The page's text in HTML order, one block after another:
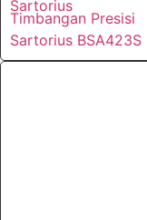
Sartorius
Timbangan Presisi
Sartorius BSA423S